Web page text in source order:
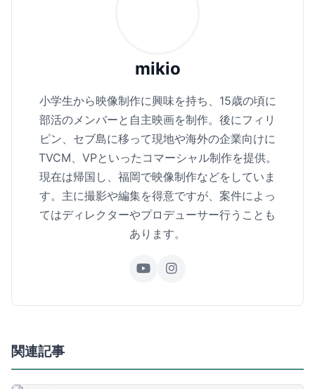
mikio
小学生から映像制作に興味を持ち、15歳の頃に
部活のメンバーと自主映画を制作。後にフィリ
ピン、セブ島に移って現地や海外の企業向けに
TVCM、VPといったコマーシャル制作を提供。
現在は帰国し、福岡で映像制作などをしていま
す。主に撮影や編集を得意ですが、案件によっ
てはディレクターやプロデューサー行うことも
あります。
関連記事